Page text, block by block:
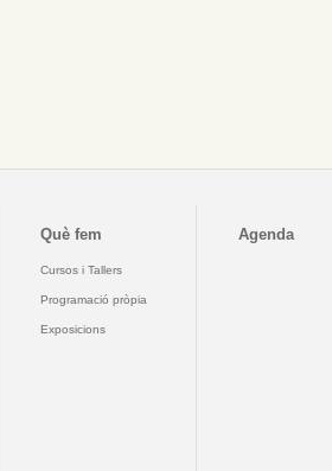
Què fem
Cursos i Tallers
Programació pròpia
Exposicions
Agenda